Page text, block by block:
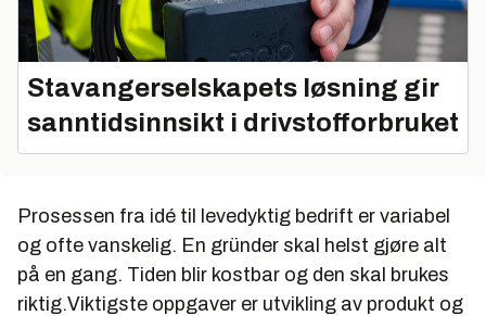
Stavangerselskapets løsning gir
sanntidsinnsikt i drivstofforbruket
Prosessen fra idé til levedyktig bedrift er variabel
og ofte vanskelig. En gründer skal helst gjøre alt
på en gang. Tiden blir kostbar og den skal brukes
riktig.Viktigste oppgaver er utvikling av produkt og